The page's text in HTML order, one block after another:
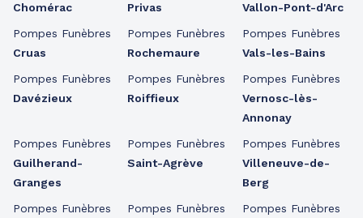
Chomérac
Pompes Funèbres
Cruas
Pompes Funèbres
Davézieux
Pompes Funèbres
Guilherand-
Granges
Pompes Funèbres
Privas
Pompes Funèbres
Rochemaure
Pompes Funèbres
Roiffieux
Pompes Funèbres
Saint-Agrève
Pompes Funèbres
Vallon-Pont-d'Arc
Pompes Funèbres
Vals-les-Bains
Pompes Funèbres
Vernosc-lès-
Annonay
Pompes Funèbres
Villeneuve-de-
Berg
Pompes Funèbres